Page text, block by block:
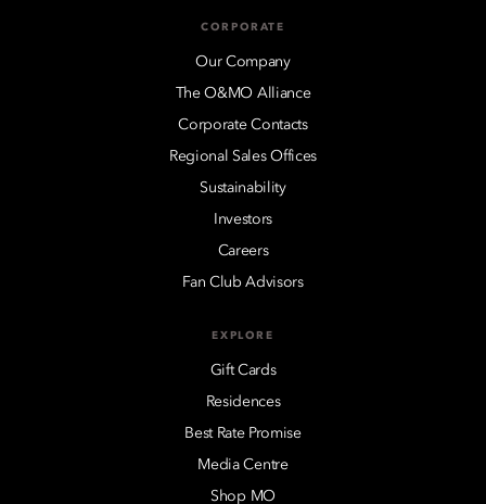
CORPORATE
Our Company
The O&MO Alliance
Corporate Contacts
Regional Sales Offices
Sustainability
Investors
Careers
Fan Club Advisors
EXPLORE
Gift Cards
Residences
Best Rate Promise
Media Centre
Shop MO